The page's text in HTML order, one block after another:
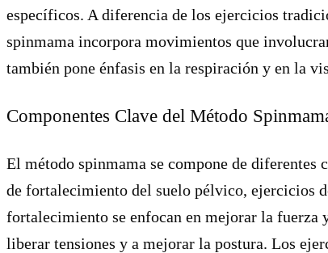
específicos. A diferencia de los ejercicios
spinmama incorpora movimientos que
también pone énfasis en la respiración y en la
Componentes Clave del Método
El método spinmama se compone de diferentes
de fortalecimiento del suelo pélvico, ejercicios
fortalecimiento se enfocan en mejorar la
liberar tensiones y a mejorar la postura. Los